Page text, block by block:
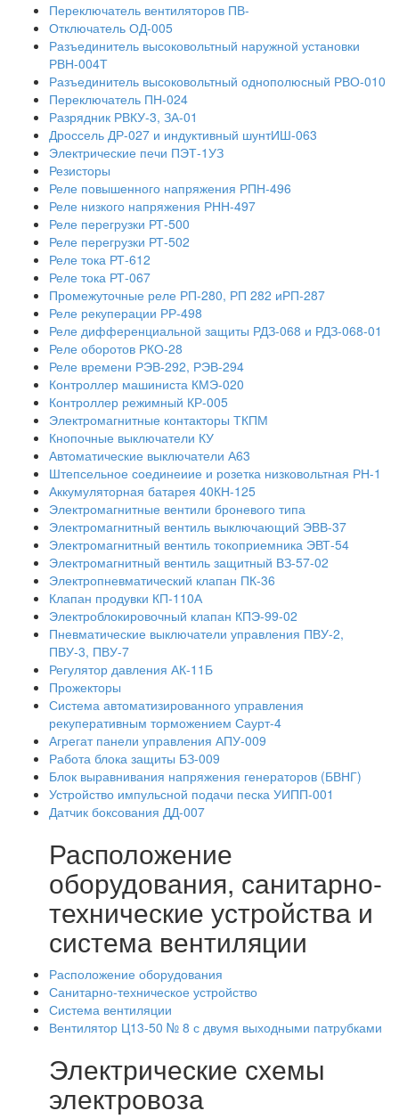
Переключатель вентиляторов ПВ-
Отключатель ОД-005
Разъединитель высоковольтный наружной установки
РВН-004Т
Разъединитель высоковольтный однополюсный РВО-010
Переключатель ПН-024
Разрядник РВКУ-3, ЗА-01
Дроссель ДР-027 и индуктивный шунтИШ-063
Электрические печи ПЭТ-1УЗ
Резисторы
Реле повышенного напряжения РПН-496
Реле низкого напряжения РНН-497
Реле перегрузки РТ-500
Реле перегрузки РТ-502
Реле тока РТ-612
Реле тока РТ-067
Промежуточные реле РП-280, РП 282 иРП-287
Реле рекуперации РР-498
Реле дифференциальной защиты РДЗ-068 и РДЗ-068-01
Реле оборотов РКО-28
Реле времени РЭВ-292, РЭВ-294
Контроллер машиниста КМЭ-020
Контроллер режимный КР-005
Электромагнитные контакторы ТКПМ
Кнопочные выключатели КУ
Автоматические выключатели А63
Штепсельное соединеиие и розетка низковольтная РН-1
Аккумуляторная батарея 40КН-125
Электромагнитные вентили броневого типа
Электромагнитный вентиль выключающий ЭВВ-37
Электромагнитный вентиль токоприемника ЭВТ-54
Электромагнитный вентиль защитный ВЗ-57-02
Электропневматический клапан ПК-36
Клапан продувки КП-110А
Электроблокировочный клапан КПЭ-99-02
Пневматические выключатели управления ПВУ-2,
ПВУ-3, ПВУ-7
Регулятор давления АК-11Б
Прожекторы
Система автоматизированного управления
рекуперативным торможением Саурт-4
Агрегат панели управления АПУ-009
Работа блока защиты БЗ-009
Блок выравнивания напряжения генераторов (БВНГ)
Устройство импульсной подачи песка УИПП-001
Датчик боксования ДД-007
Расположение
оборудования, санитарно-
технические устройства и
система вентиляции
Расположение оборудования
Санитарно-техническое устройство
Система вентиляции
Вентилятор Ц13-50 № 8 с двумя выходными патрубками
Электрические схемы
электровоза